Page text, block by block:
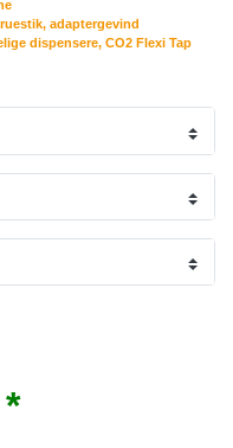
adaptergevind
dispensere, CO2 Flexi Tap
*